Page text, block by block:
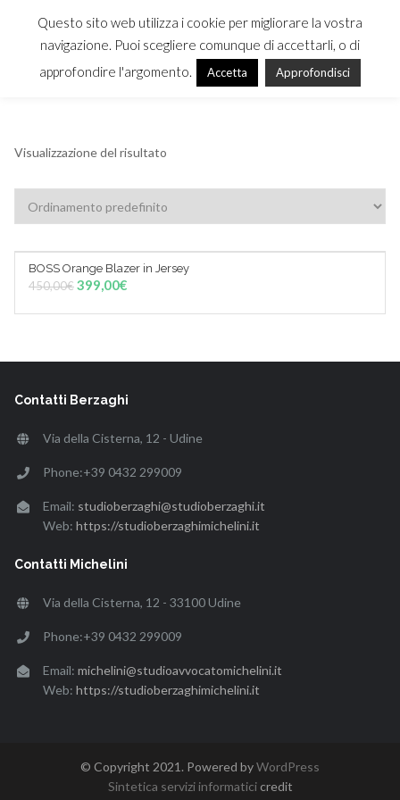
MENU
Visualizzazione del risultato
Sale! AGGIUNGI AL CARRELLO
BOSS Orange Blazer in Jersey
450,00€399,00€
Contatti Berzaghi
Via della Cisterna, 12 - Udine
Phone:+39 0432 299009
Email: studioberzaghi@studioberzaghi.it
Web: https://studioberzaghimichelini.it
Contatti Michelini
Via della Cisterna, 12 - 33100 Udine
Phone:+39 0432 299009
Email: michelini@studioavvocatomichelini.it
Web: https://studioberzaghimichelini.it
© Copyright 2021. Powered byWordPress
Sintetica servizi informaticicredit
Questo sito web utilizza i cookie per migliorare la vostra
navigazione. Puoi scegliere comunque di accettarli, o di
approfondire l'argomento.
Accetta Approfondisci